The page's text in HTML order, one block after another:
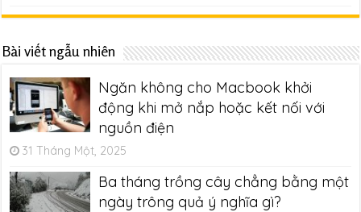
Bài viết ngẫu nhiên
Ngăn không cho Macbook khởi
động khi mở nắp hoặc kết nối với
nguồn điện
31 Tháng Một, 2025
Ba tháng trồng cây chẳng bằng một
ngày trông quả ý nghĩa gì?